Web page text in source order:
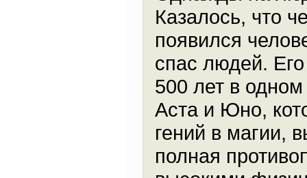
Казалось, что
появился
спас людей.
500 лет в
Аста и Юно,
гений в магии,
полная